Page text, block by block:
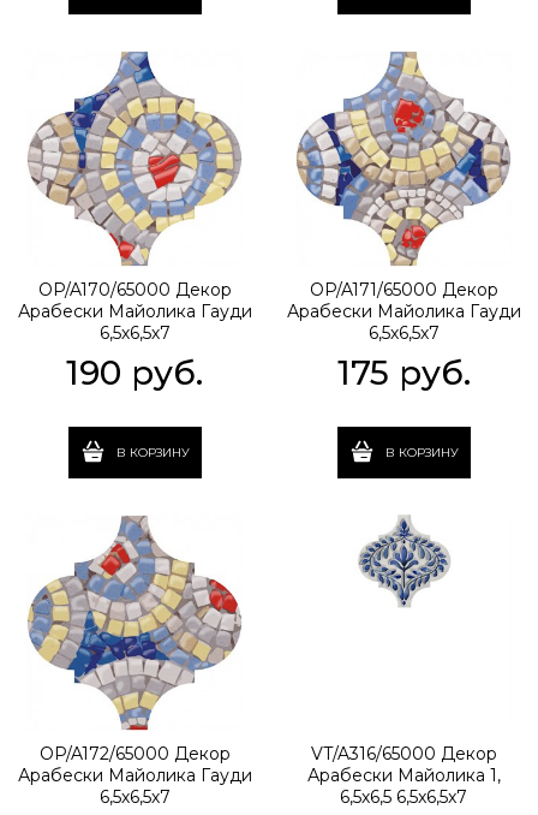
OP/A170/65000 Декор
Арабески Майолика Гауди
6,5х6,5х7
190 руб.
В КОРЗИНУ
OP/A171/65000 Декор
Арабески Майолика Гауди
6,5х6,5х7
175 руб.
В КОРЗИНУ
OP/A172/65000 Декор
Арабески Майолика Гауди
6,5х6,5х7
VT/A316/65000 Декор
Арабески Майолика 1,
6,5х6,5 6,5x6,5x7